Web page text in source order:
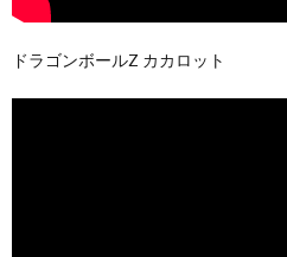
ドラゴンボールZ カカロット